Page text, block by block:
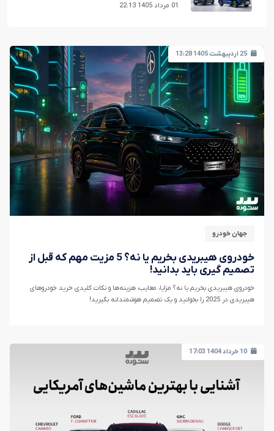
01 مرداد 1405 22:13
جهان خودرو
خودروی هیبریدی بخریم یا نه؟ 5 مزیت مهم که قبل از
تصمیم گیری باید بدانید!
خودروی هیبریدی بخریم یا نه؟ مزایا، معایب، هزینه‌ها و نکات کلیدی خرید خودروهای
هیبریدی در 2025 را بخوانید و یک تصمیم هوشمندانه بگیرید!